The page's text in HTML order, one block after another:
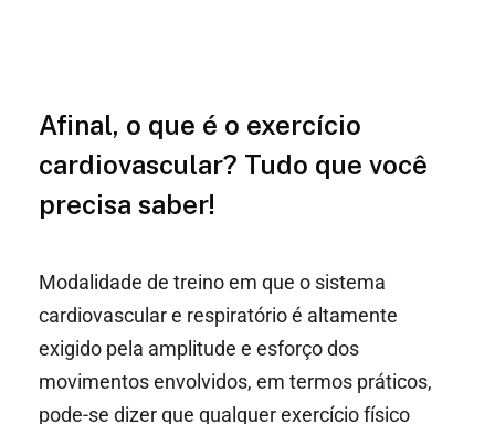
Afinal, o que é o exercício
cardiovascular? Tudo que você
precisa saber!
Modalidade de treino em que o sistema
cardiovascular e respiratório é altamente
exigido pela amplitude e esforço dos
movimentos envolvidos, em termos práticos,
pode-se dizer que qualquer exercício físico